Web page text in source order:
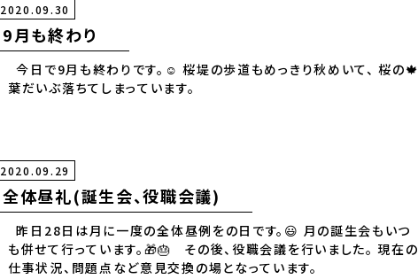
2020.09.30
9月も終わり
今日で9月も終わりです。☺️ 桜堤の歩道もめっきり秋めいて、 桜の🍁
葉だいぶ落ちてしまっています。
2020.09.29
全体昼礼(誕生会、役職会議)
昨日28日は月に一度の全体昼例をの日です。😃 月の誕生会もいつ
も併せて行っています。🎁🎂 その後、役職会議を行いました。 現在の
仕事状況、問題点など意見交換の場となっています。